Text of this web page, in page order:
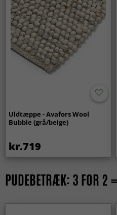
Uldtæppe - Avafors Wool
Bubble (grå/beige)
kr.719
PUDEBETRÆK: 3 FOR 2